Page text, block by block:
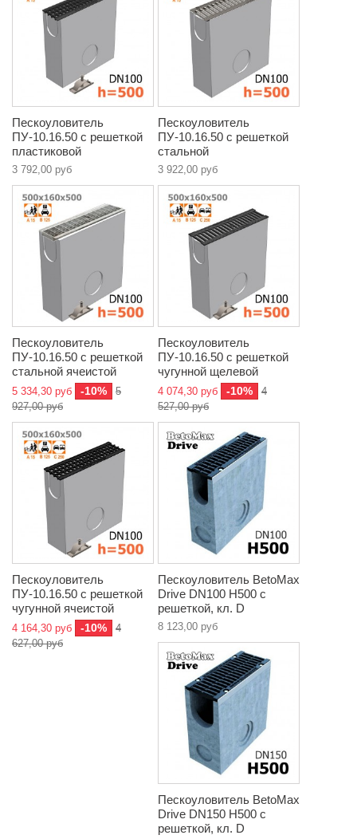
Пескоуловитель
ПУ-10.16.50 с решеткой
пластиковой
3 792,00 руб
Пескоуловитель
ПУ-10.16.50 с решеткой
стальной
3 922,00 руб
Пескоуловитель
ПУ-10.16.50 с решеткой
стальной ячеистой
5 334,30 руб -10%
5
927,00 руб
Пескоуловитель
ПУ-10.16.50 с решеткой
чугунной щелевой
4 074,30 руб -10%
4
527,00 руб
Пескоуловитель
ПУ-10.16.50 с решеткой
чугунной ячеистой
4 164,30 руб -10%
4
627,00 руб
Пескоуловитель BetoMax
Drive DN100 H500 с
решеткой, кл. D
8 123,00 руб
Пескоуловитель BetoMax
Drive DN150 H500 с
решеткой, кл. D